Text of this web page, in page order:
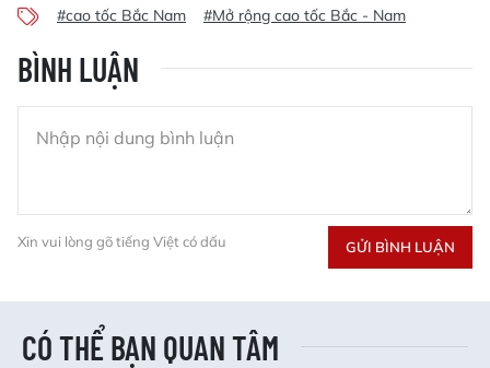
#cao tốc Bắc Nam #Mở rộng cao tốc Bắc - Nam
BÌNH LUẬN
Xin vui lòng gõ tiếng Việt có dấu GỬI BÌNH LUẬN
CÓ THỂ BẠN QUAN TÂM